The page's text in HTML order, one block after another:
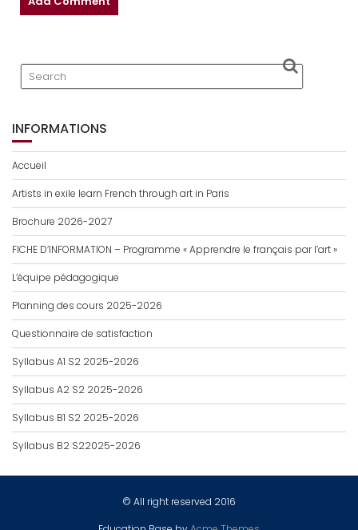
INFORMATIONS
Accueil
Artists in exile learn French through art in Paris
Brochure 2026-2027
FICHE D’INFORMATION – Programme « Apprendre le français par l’art »
L’équipe pédagogique
Planning des cours 2025-2026
Questionnaire de satisfaction
Syllabus A1 S2 2025-2026
Syllabus A2 S2 2025-2026
Syllabus B1 S2 2025-2026
Syllabus B2 S22025-2026
© All right reserved 2016